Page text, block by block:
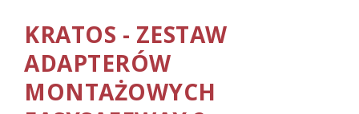
KRATOS - ZESTAW
ADAPTERÓW
MONTAŻOWYCH